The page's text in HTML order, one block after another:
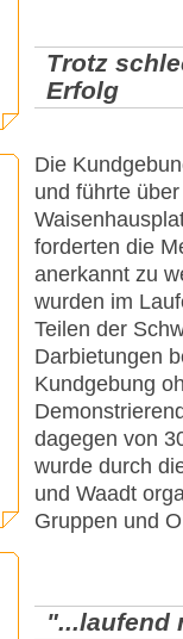
Trotz
Erfolg
Die
und führte
forderten die
anerkannt zu
wurden im
Teilen der
Darbietungen
Kundgebung
dagegen von
wurde durch
und Waadt
Gruppen und
"...laufend